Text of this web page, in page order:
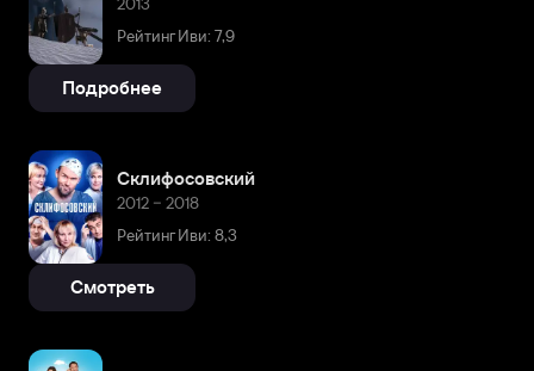
2013
Рейтинг Иви: 7,9
Подробнее
Склифосовский
2012 – 2018
Рейтинг Иви: 8,3
Смотреть